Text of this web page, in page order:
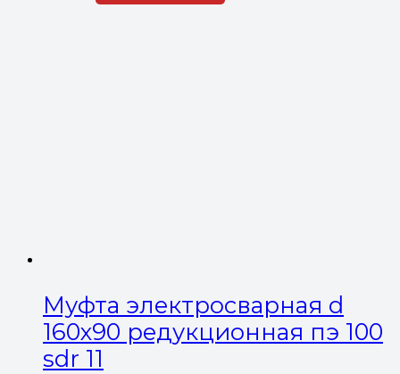
Муфта электросварная d
160х90 редукционная пэ 100
sdr 11